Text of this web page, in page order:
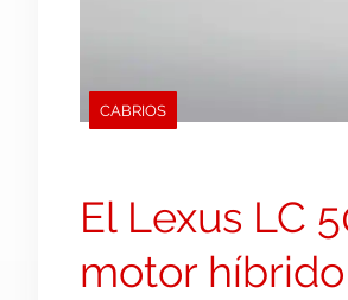
CABRIOS
El Lexus LC
motor